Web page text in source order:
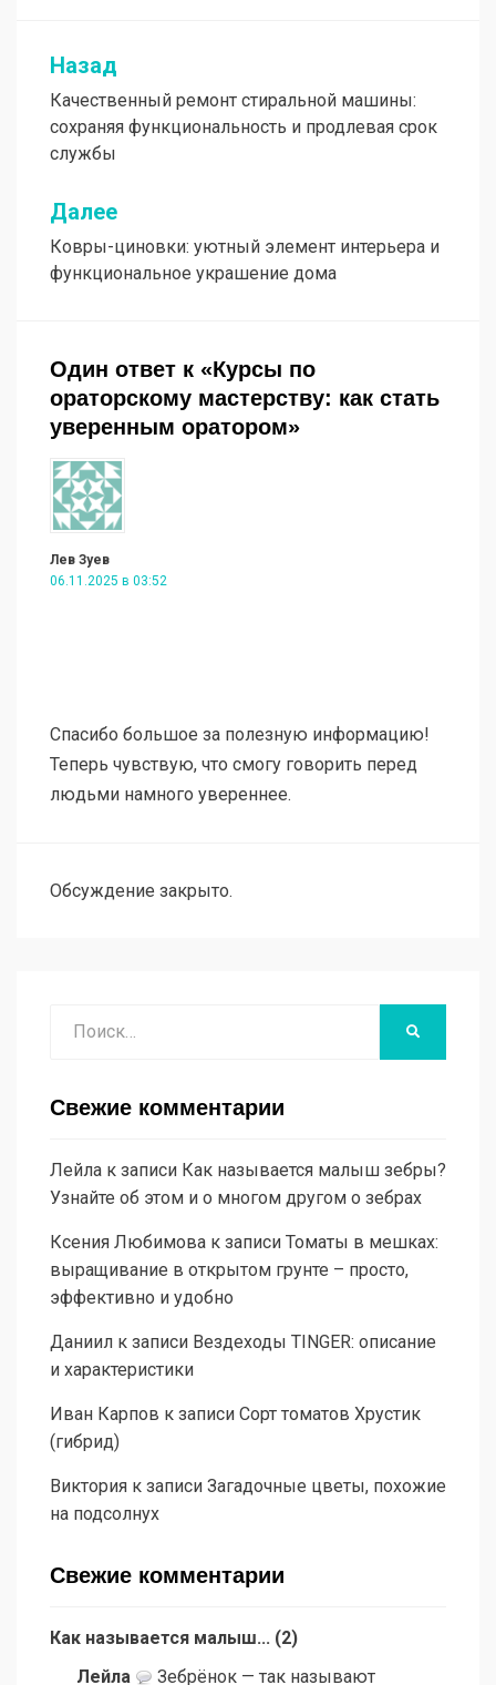
Навигация
по
записям
Назад
Качественный ремонт стиральной машины:
сохраняя функциональность и продлевая срок
службы
Далее
Ковры-циновки: уютный элемент интерьера и
функциональное украшение дома
Один ответ к «Курсы по
ораторскому мастерству: как стать
уверенным оратором»
Лев Зуев
06.11.2025 в 03:52
Спасибо большое за полезную информацию!
Теперь чувствую, что смогу говорить перед
людьми намного увереннее.
Обсуждение закрыто.
Свежие комментарии
Лейла к записи Как называется малыш зебры?
Узнайте об этом и о многом другом о зебрах
Ксения Любимова к записи Томаты в мешках:
выращивание в открытом грунте – просто,
эффективно и удобно
Даниил к записи Вездеходы TINGER: описание
и характеристики
Иван Карпов к записи Сорт томатов Хрустик
(гибрид)
Виктория к записи Загадочные цветы, похожие
на подсолнух
Свежие комментарии
Как называется малыш... (2)
Лейла
Зебрёнок — так называют